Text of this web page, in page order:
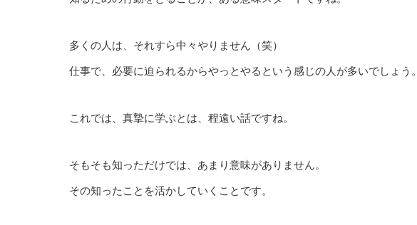
多くの人は、それすら中々やりません（笑）
仕事で、必要に迫られるからやっとやるという感じの人が多いでしょう。
これでは、真摯に学ぶとは、程遠い話ですね。
そもそも知っただけでは、あまり意味がありません。
その知ったことを活かしていくことです。